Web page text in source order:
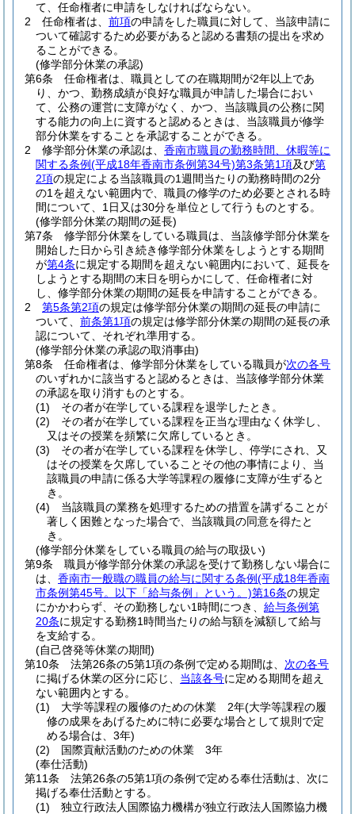
て、任命権者に申請をしなければならない。
2
任命権者は、 前項の申請をした職員に対して、当該申請に
ついて確認するため必要があると認める書類の提出を求め
ることができる。
(修学部分休業の承認)
第6条
任命権者は、職員としての在職期間が2年以上であ
り、かつ、勤務成績が良好な職員が申請した場合におい
て、公務の運営に支障がなく、かつ、当該職員の公務に関
する能力の向上に資すると認めるときは、当該職員が修学
部分休業をすることを承認することができる。
2
修学部分休業の承認は、 香南市職員の勤務時間、休暇等に
関する条例(平成18年香南市条例第34号)第3条第1項及び第
2項の規定による当該職員の1週間当たりの勤務時間の2分
の1を超えない範囲内で、職員の修学のため必要とされる時
間について、1日又は30分を単位として行うものとする。
(修学部分休業の期間の延長)
第7条
修学部分休業をしている職員は、当該修学部分休業を
開始した日から引き続き修学部分休業をしようとする期間
が第4条に規定する期間を超えない範囲内において、延長を
しようとする期間の末日を明らかにして、任命権者に対
し、修学部分休業の期間の延長を申請することができる。
2
第5条第2項の規定は修学部分休業の期間の延長の申請に
ついて、 前条第1項の規定は修学部分休業の期間の延長の承
認について、それぞれ準用する。
(修学部分休業の承認の取消事由)
第8条
任命権者は、修学部分休業をしている職員が次の各号
のいずれかに該当すると認めるときは、当該修学部分休業
の承認を取り消すものとする。
(1)
その者が在学している課程を退学したとき。
(2)
その者が在学している課程を正当な理由なく休学し、
又はその授業を頻繁に欠席しているとき。
(3)
その者が在学している課程を休学し、停学にされ、又
はその授業を欠席していることその他の事情により、当
該職員の申請に係る大学等課程の履修に支障が生ずると
き。
(4)
当該職員の業務を処理するための措置を講ずることが
著しく困難となった場合で、当該職員の同意を得たと
き。
(修学部分休業をしている職員の給与の取扱い)
第9条
職員が修学部分休業の承認を受けて勤務しない場合に
は、 香南市一般職の職員の給与に関する条例(平成18年香南
市条例第45号。以下「給与条例」という。)第16条の規定
にかかわらず、その勤務しない1時間につき、 給与条例第
20条に規定する勤務1時間当たりの給与額を減額して給与
を支給する。
(自己啓発等休業の期間)
第10条
法第26条の5第1項の条例で定める期間は、 次の各号
に掲げる休業の区分に応じ、 当該各号に定める期間を超え
ない範囲内とする。
(1)
大学等課程の履修のための休業 2年(大学等課程の履
修の成果をあげるために特に必要な場合として規則で定
める場合は、3年)
(2)
国際貢献活動のための休業 3年
(奉仕活動)
第11条
法第26条の5第1項の条例で定める奉仕活動は、次に
掲げる奉仕活動とする。
(1)
独立行政法人国際協力機構が独立行政法人国際協力機